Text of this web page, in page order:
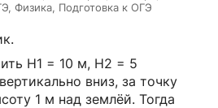
Физика, Подготовка к ОГЭ
H1 = 10 м, H2 = 5
вниз, за точку
1 м над землёй. Тогда